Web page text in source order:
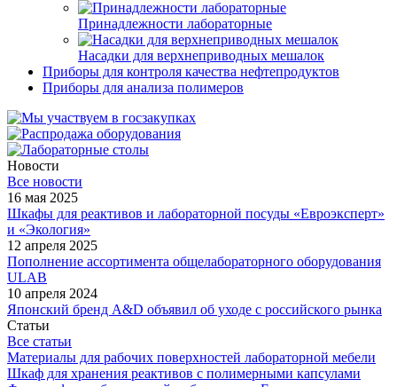
Принадлежности лабораторные
Насадки для верхнеприводных мешалок
Приборы для контроля качества нефтепродуктов
Приборы для анализа полимеров
Новости
Все новости
16 мая 2025
Шкафы для реактивов и лабораторной посуды «Евроэксперт»
и «Экология»
12 апреля 2025
Пополнение ассортимента общелабораторного оборудования
ULAB
10 апреля 2024
Японский бренд A&D объявил об уходе с российского рынка
Статьи
Все статьи
Материалы для рабочих поверхностей лабораторной мебели
Шкаф для хранения реактивов с полимерными капсулами